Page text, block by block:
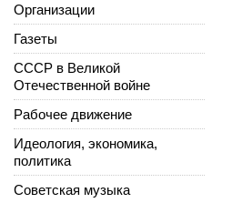
Организации
Газеты
СССР в Великой
Отечественной войне
Рабочее движение
Идеология, экономика,
политика
Советская музыка